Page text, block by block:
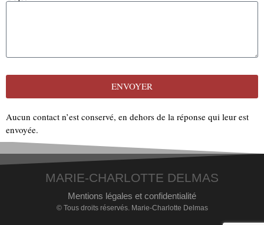
ENVOYER
Aucun contact n’est conservé, en dehors de la réponse qui leur est
envoyée.
MARIE-CHARLOTTE DELMAS
Mentions légales et confidentialité
© Tous droits réservés. Marie-Charlotte Delmas